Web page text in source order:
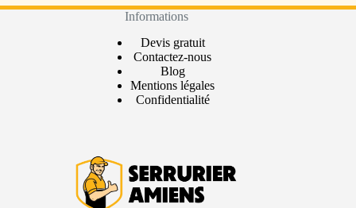
Informations
Devis gratuit
Contactez-nous
Blog
Mentions légales
Confidentialité